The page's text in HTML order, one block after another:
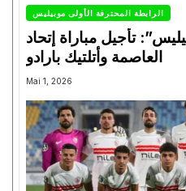
الرابطة المحترفة الأولى موبيليس
تأجيل مباراة إتحاد
العاصمة وأتلتيك بارادو
Mai 1, 2026